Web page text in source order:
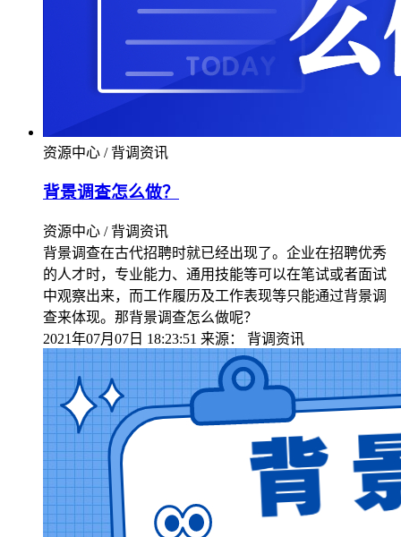
资源中心 / 背调资讯
背景调查怎么做？
资源中心 / 背调资讯
背景调查在古代招聘时就已经出现了。企业在招聘优秀
的人才时，专业能力、通用技能等可以在笔试或者面试
中观察出来，而工作履历及工作表现等只能通过背景调
查来体现。那背景调查怎么做呢？
2021年07月07日 18:23:51 来源： 背调资讯